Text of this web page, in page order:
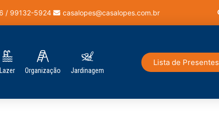
/ 99132-5924 casalopes@casalopes.com.br
Lazer Organização Jardinagem
Lista de Presentes